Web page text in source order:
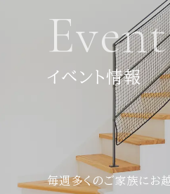
Event
イベント情報
毎週多くのご家族にお